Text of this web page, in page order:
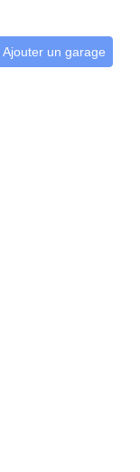
Ajouter un garage